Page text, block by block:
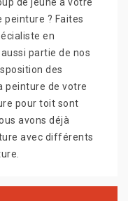
de jeune à votre
peinture ? Faites
en
partie de nos
des
peinture de votre
pour toit sont
avons déjà
avec différents